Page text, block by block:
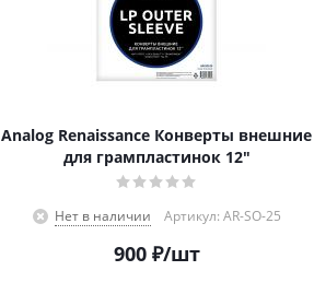
Analog Renaissance Конверты внешние
для грампластинок 12"
Нет в наличии Артикул: AR-SO-25
900₽/шт